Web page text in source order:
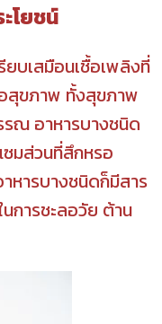
โยชน์
ยบเสมือนเชื้อเพลิงที่
สุขภาพ ทั้งสุขภาพ
ณ อาหารบางชนิด
มส่วนที่สึกหรอ
หารบางชนิดก็มีสาร
การชะลอวัย ต้าน